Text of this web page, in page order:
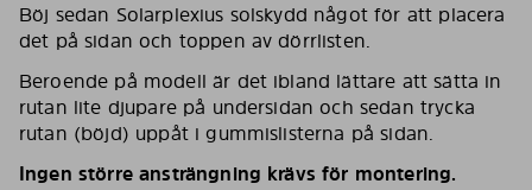
Böj sedan Solarplexius solskydd något för att placera
det på sidan och toppen av dörrlisten.
Beroende på modell är det ibland lättare att sätta in
rutan lite djupare på undersidan och sedan trycka
rutan (böjd) uppåt i gummislisterna på sidan.
Ingen större ansträngning krävs för montering.